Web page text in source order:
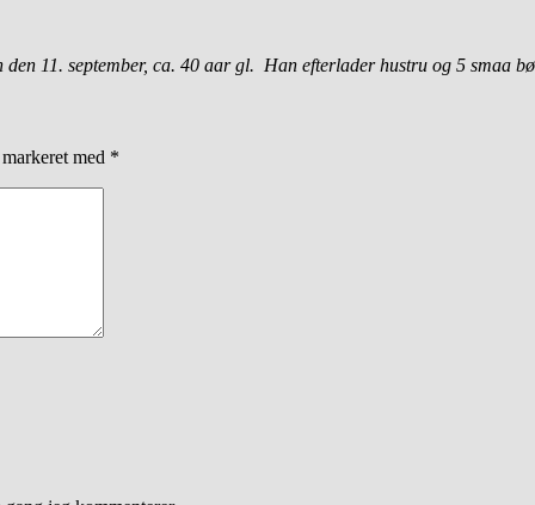
11. september, ca. 40 aar gl. Han efterlader hustru og 5 smaa
med *